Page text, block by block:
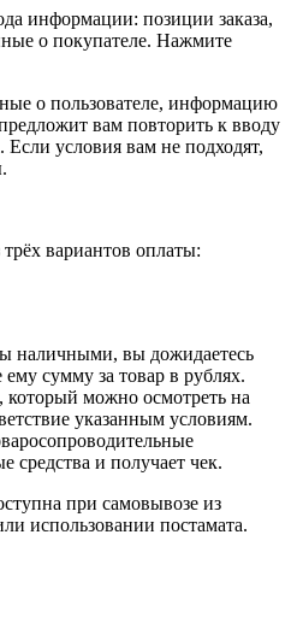
информации: позиции заказа,
о покупателе. Нажмите
о пользователе, информацию
вам повторить к вводу
условия вам не подходят,
вариантов оплаты:
наличными, вы дожидаетесь
ему сумму за товар в рублях.
который можно осмотреть на
указанным условиям.
средства и получает чек.
при самовывозе из
использовании постамата.